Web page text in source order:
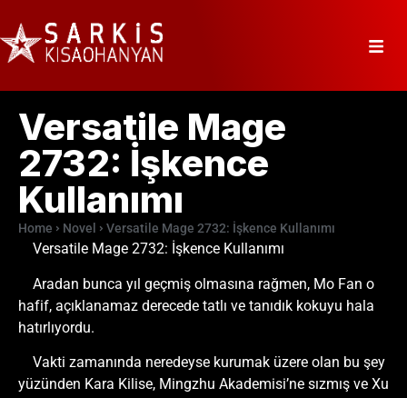
Versatile Mage
2732: İşkence
Kullanımı
Home Novel Versatile Mage 2732: İşkence Kullanımı
Versatile Mage 2732: İşkence Kullanımı
Aradan bunca yıl geçmiş olmasına rağmen, Mo Fan o
hafif, açıklanamaz derecede tatlı ve tanıdık kokuyu hala
hatırlıyordu.
Vakti zamanında neredeyse kurumak üzere olan bu şey
yüzünden Kara Kilise, Mingzhu Akademisi’ne sızmış ve Xu